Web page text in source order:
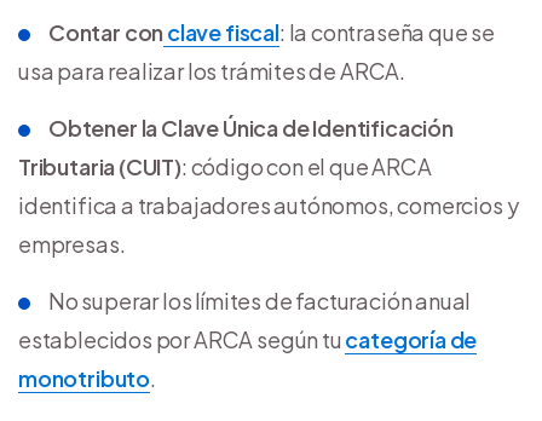
Contar con clave fiscal: la contraseña que se
usa para realizar los trámites de ARCA.
Obtener la Clave Única de Identificación
Tributaria (CUIT): código con el que ARCA
identifica a trabajadores autónomos, comercios y
empresas.
No superar los límites de facturación anual
establecidos por ARCA según tu categoría de
monotributo.